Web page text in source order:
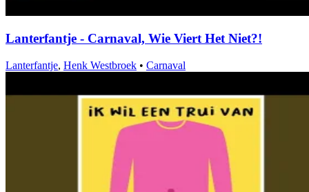
Lanterfantje - Carnaval, Wie Viert Het Niet?!
Lanterfantje, Henk Westbroek • Carnaval